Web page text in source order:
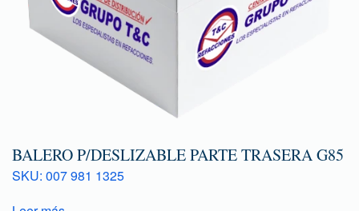
BALERO P/DESLIZABLE PARTE TRASERA G85
SKU: 007 981 1325